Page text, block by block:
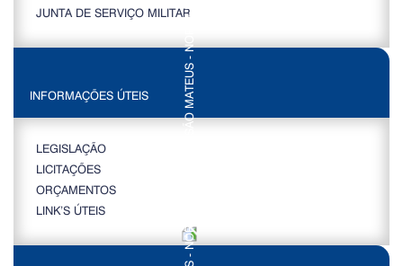
JUNTA DE SERVIÇO MILITAR
INFORMAÇÕES ÚTEIS
LEGISLAÇÃO
LICITAÇÕES
ORÇAMENTOS
LINK’S ÚTEIS